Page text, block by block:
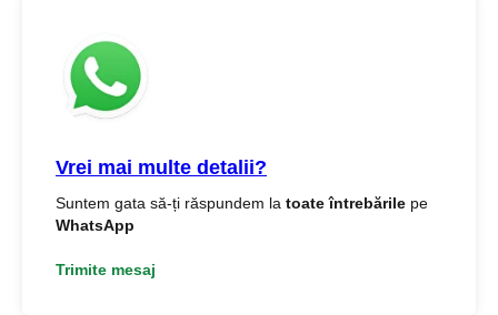
Vrei mai multe detalii?
Suntem gata să-ți răspundem la toate întrebările pe
WhatsApp
Trimite mesaj